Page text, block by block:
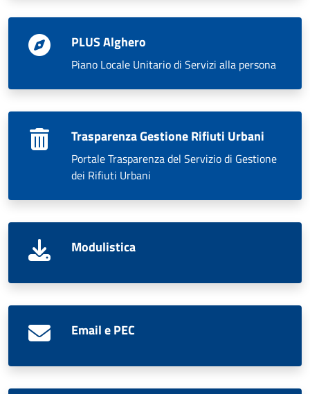
PLUS Alghero
Piano Locale Unitario di Servizi alla persona
Trasparenza Gestione Rifiuti Urbani
Portale Trasparenza del Servizio di Gestione
dei Rifiuti Urbani
Modulistica
Email e PEC